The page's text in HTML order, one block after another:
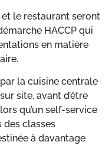
le restaurant seront
HACCP qui
en matière
la cuisine centrale
site, avant d’être
qu’un self-service
des classes
à davantage